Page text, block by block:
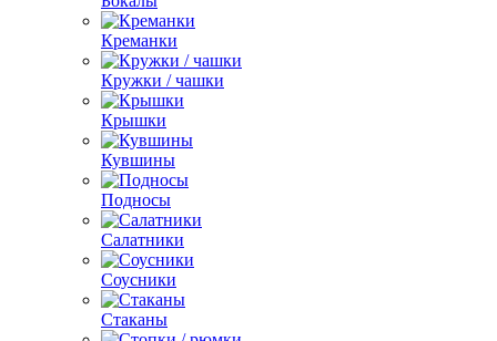
Креманки
Кружки / чашки
Крышки
Кувшины
Подносы
Салатники
Соусники
Стаканы